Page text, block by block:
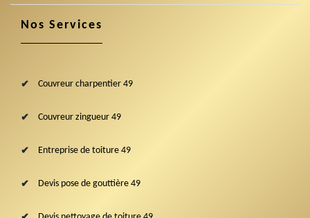
Nos Services
Couvreur charpentier 49
Couvreur zingueur 49
Entreprise de toiture 49
Devis pose de gouttière 49